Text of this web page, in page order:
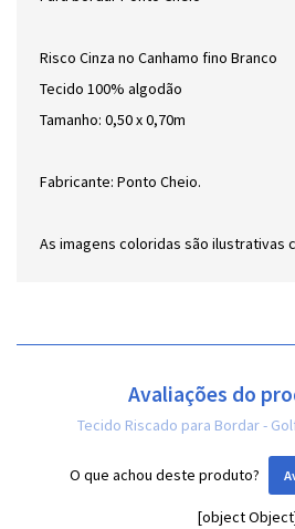
Risco Cinza no Canhamo fino Branco
Tecido 100% algodão
Tamanho: 0,50 x 0,70m
Fabricante: Ponto Cheio.
As imagens coloridas são ilustrativas
Avaliações do
Tecido Riscado para Bordar -
O que achou deste produto?
[object